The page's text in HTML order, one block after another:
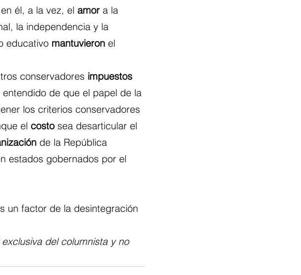
él, a la vez, el amor a la
la independencia y la
educativo mantuvieron el
conservadores impuestos
de que el papel de la
los criterios conservadores
el costo sea desarticular el
de la República
estados gobernados por el
un factor de la desintegración
del columnista y no